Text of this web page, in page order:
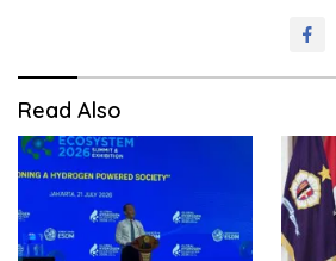
Read Also